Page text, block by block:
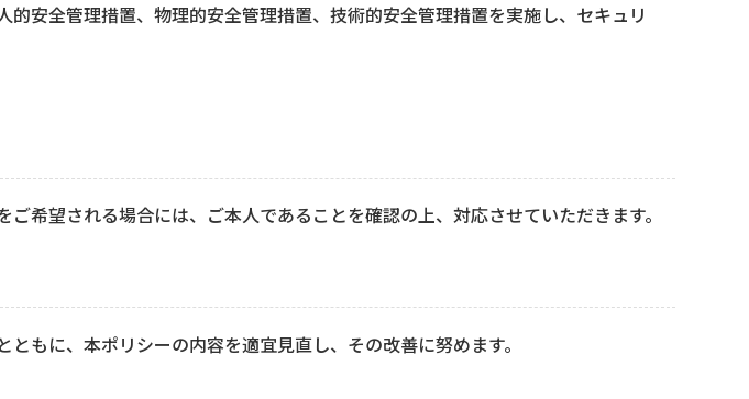
安全管理措置、物理的安全管理措置、技術的安全管理措置を実施し、セキュリ
希望される場合には、ご本人であることを確認の上、対応させていただきます。
もに、本ポリシーの内容を適宜見直し、その改善に努めます。